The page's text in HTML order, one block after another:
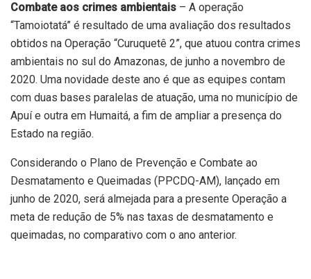
Combate aos crimes ambientais – A operação
“Tamoiotatá” é resultado de uma avaliação dos resultados
obtidos na Operação “Curuquetê 2”, que atuou contra crimes
ambientais no sul do Amazonas, de junho a novembro de
2020. Uma novidade deste ano é que as equipes contam
com duas bases paralelas de atuação, uma no município de
Apuí e outra em Humaitá, a fim de ampliar a presença do
Estado na região.
Considerando o Plano de Prevenção e Combate ao
Desmatamento e Queimadas (PPCDQ-AM), lançado em
junho de 2020, será almejada para a presente Operação a
meta de redução de 5% nas taxas de desmatamento e
queimadas, no comparativo com o ano anterior.